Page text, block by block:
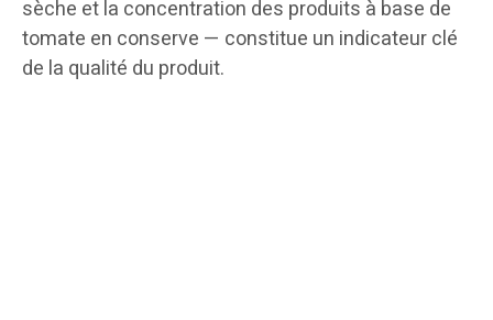
sèche et la concentration des produits à base de
tomate en conserve — constitue un indicateur clé
de la qualité du produit.